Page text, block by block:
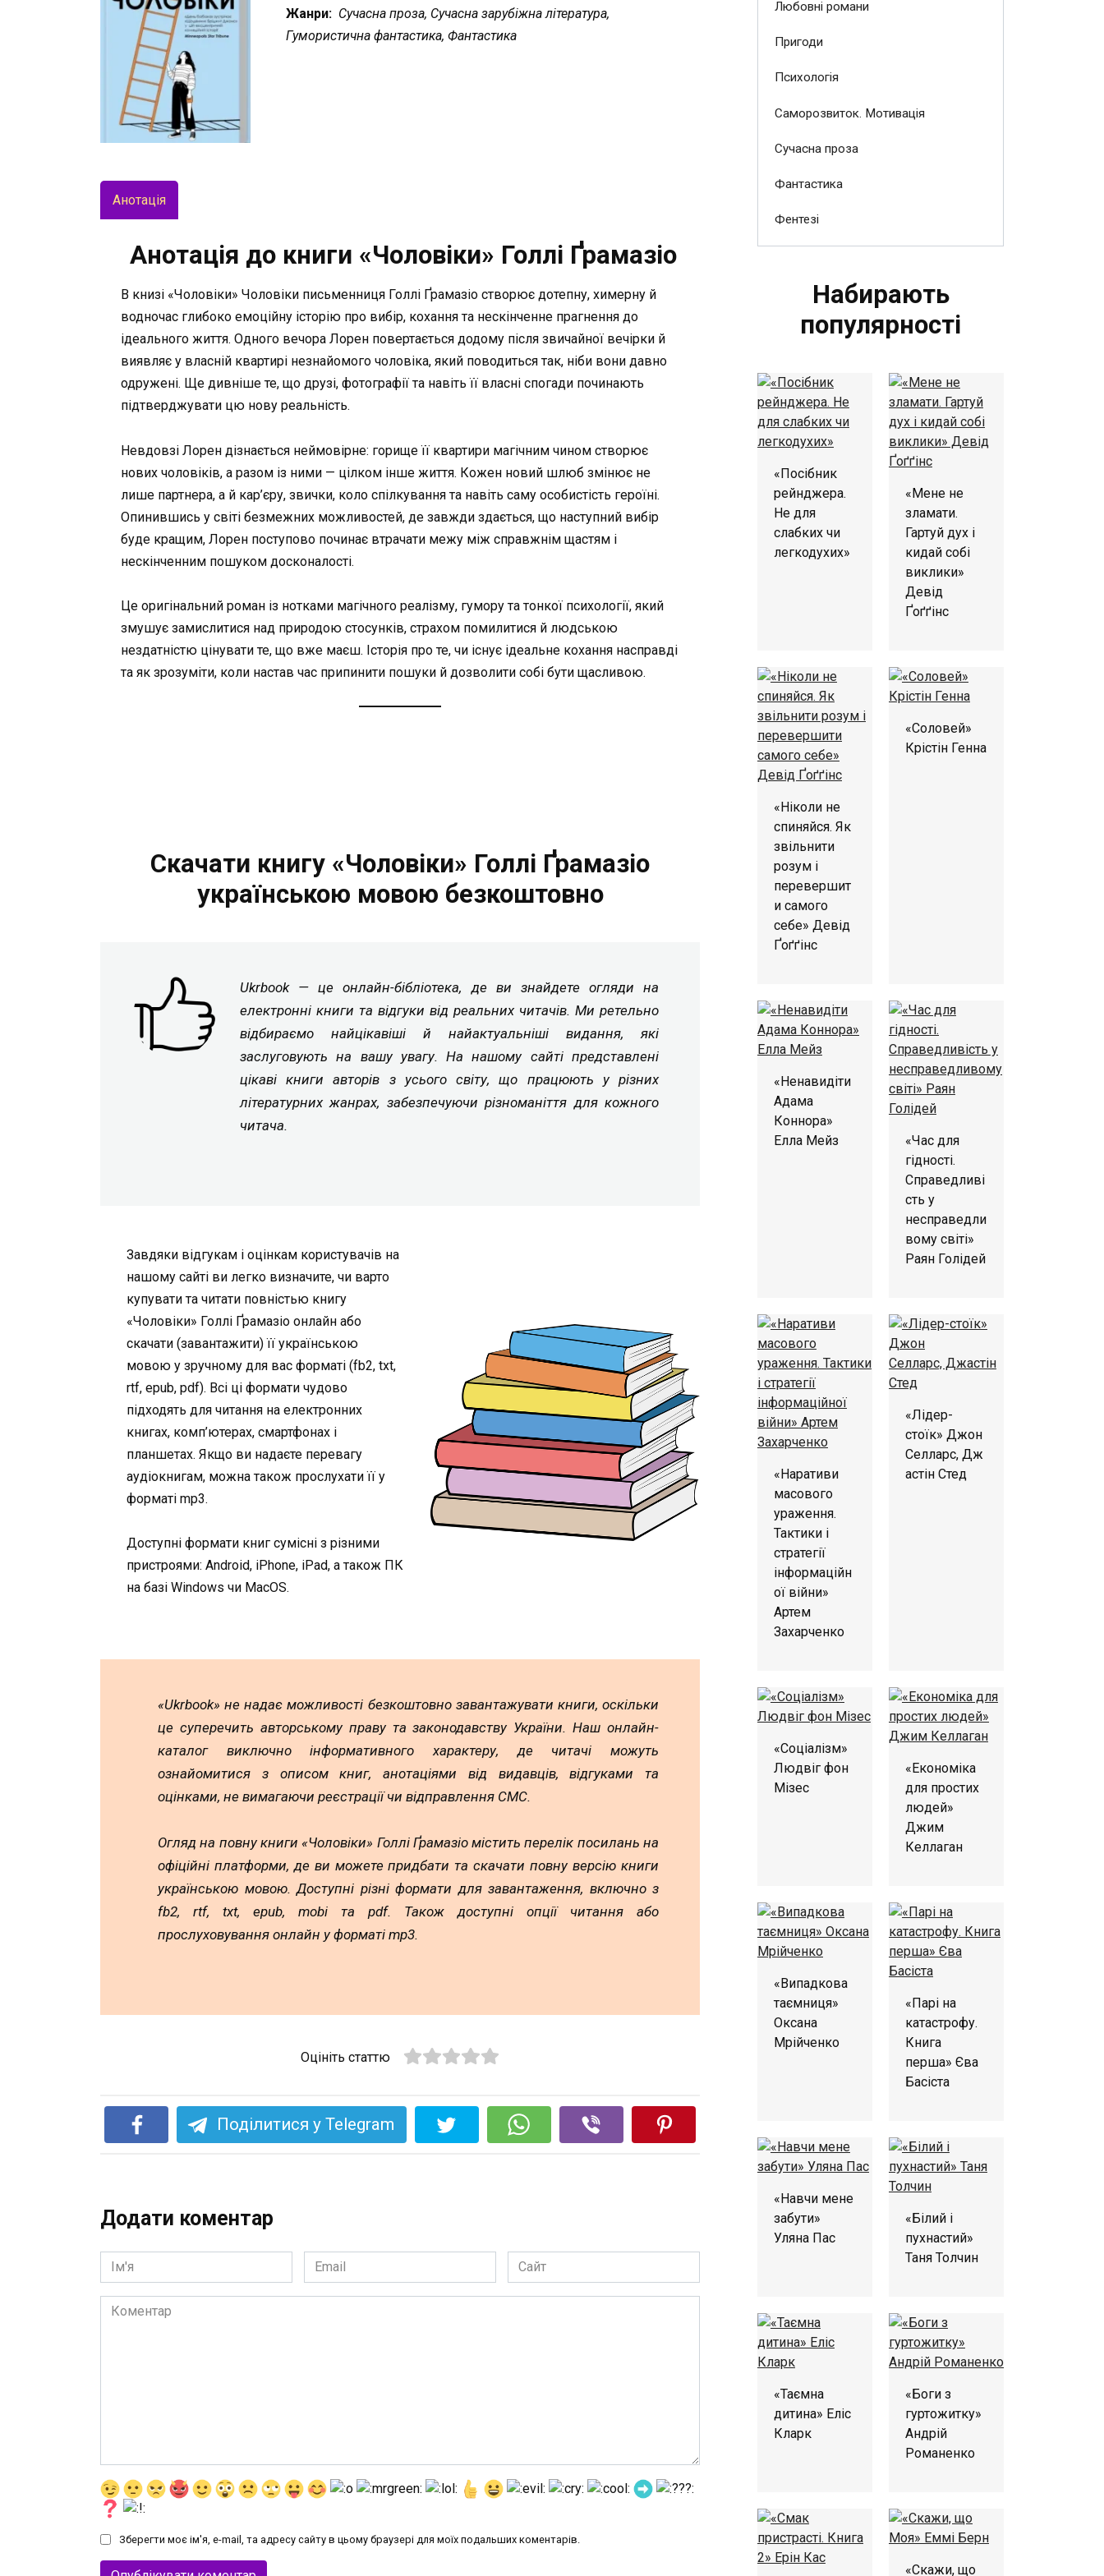
Жанри: Сучасна проза, Сучасна зарубіжна література,
Гумористична фантастика, Фантастика
Анотація
Анотація до книги «Чоловіки» Голлі Ґрамазіо
В книзі «Чоловіки» Чоловіки письменниця Голлі Ґрамазіо створює дотепну, химерну й
водночас глибоко емоційну історію про вибір, кохання та нескінченне прагнення до
ідеального життя. Одного вечора Лорен повертається додому після звичайної вечірки й
виявляє у власній квартирі незнайомого чоловіка, який поводиться так, ніби вони давно
одружені. Ще дивніше те, що друзі, фотографії та навіть її власні спогади починають
підтверджувати цю нову реальність.
Невдовзі Лорен дізнається неймовірне: горище її квартири магічним чином створює
нових чоловіків, а разом із ними — цілком інше життя. Кожен новий шлюб змінює не
лише партнера, а й кар’єру, звички, коло спілкування та навіть саму особистість героїні.
Опинившись у світі безмежних можливостей, де завжди здається, що наступний вибір
буде кращим, Лорен поступово починає втрачати межу між справжнім щастям і
нескінченним пошуком досконалості.
Це оригінальний роман із нотками магічного реалізму, гумору та тонкої психології, який
змушує замислитися над природою стосунків, страхом помилитися й людською
нездатністю цінувати те, що вже маєш. Історія про те, чи існує ідеальне кохання насправді
та як зрозуміти, коли настав час припинити пошуки й дозволити собі бути щасливою.
Скачати книгу «Чоловіки» Голлі Ґрамазіо
українською мовою безкоштовно
Ukrbook — це онлайн-бібліотека, де ви знайдете огляди на
електронні книги та відгуки від реальних читачів. Ми ретельно
відбираємо найцікавіші й найактуальніші видання, які
заслуговують на вашу увагу. На нашому сайті представлені
цікаві книги авторів з усього світу, що працюють у різних
літературних жанрах, забезпечуючи різноманіття для кожного
читача.
Завдяки відгукам і оцінкам користувачів на
нашому сайті ви легко визначите, чи варто
купувати та читати повністью книгу
«Чоловіки» Голлі Ґрамазіо онлайн або
скачати (завантажити) її українською
мовою у зручному для вас форматі (fb2, txt,
rtf, epub, pdf). Всі ці формати чудово
підходять для читання на електронних
книгах, комп’ютерах, смартфонах і
планшетах. Якщо ви надаєте перевагу
аудіокнигам, можна також прослухати її у
форматі mp3.
Доступні формати книг сумісні з різними
пристроями: Android, iPhone, iPad, а також ПК
на базі Windows чи MacOS.
«Ukrbook» не надає можливості безкоштовно завантажувати книги, оскільки
це суперечить авторському праву та законодавству України. Наш онлайн-
каталог виключно інформативного характеру, де читачі можуть
ознайомитися з описом книг, анотаціями від видавців, відгуками та
оцінками, не вимагаючи реєстрації чи відправлення СМС.
Огляд на повну книги «Чоловіки» Голлі Ґрамазіо містить перелік посилань на
офіційні платформи, де ви можете придбати та скачати повну версію книги
українською мовою. Доступні різні формати для завантаження, включно з
fb2, rtf, txt, epub, mobi та pdf. Також доступні опції читання або
прослуховування онлайн у форматі mp3.
Оцініть статтю
Поділитися у Telegram
Додати коментар
Ім'я
*
Email
*
Сайт
Коментар
Зберегти моє ім'я, e-mail, та адресу сайту в цьому браузері для моїх подальших коментарів.
Любовні романи
Пригоди
Психологія
Саморозвиток. Мотивація
Сучасна проза
Фантастика
Фентезі
Набирають
популярності
«Посібник
рейнджера.
Не для
слабких чи
легкодухих»
«Мене не
зламати.
Гартуй дух і
кидай собі
виклики»
Девід
Ґоґґінс
«Ніколи не
спиняйся. Як
звільнити
розум і
перевершит
и самого
себе» Девід
Ґоґґінс
«Соловей»
Крістін Генна
«Ненавидіти
Адама
Коннора»
Елла Мейз
«Час для
гідності.
Справедливі
сть у
несправедли
вому світі»
Раян Голідей
«Наративи
масового
ураження.
Тактики і
стратегії
інформаційн
ої війни»
Артем
Захарченко
«Лідер-
стоїк» Джон
Селларс, Дж
астін Стед
«Соціалізм»
Людвіг фон
Мізес
«Економіка
для простих
людей»
Джим
Келлаган
«Випадкова
таємниця»
Оксана
Мрійченко
«Парі на
катастрофу.
Книга
перша» Єва
Басіста
«Навчи мене
забути»
Уляна Пас
«Білий і
пухнастий»
Таня Толчин
«Таємна
дитина» Еліс
Кларк
«Боги з
гуртожитку»
Андрій
Романенко
«Скажи, що